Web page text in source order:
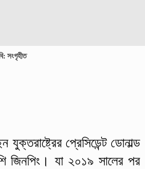
সংগৃহীত
যুক্তরাষ্ট্রের প্রেসিডেন্ট ডোনাল্ড
জিনপিং। যা ২০১৯ সালের পর